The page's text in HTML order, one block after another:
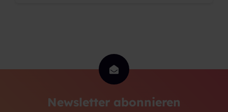
Newsletter abonnieren